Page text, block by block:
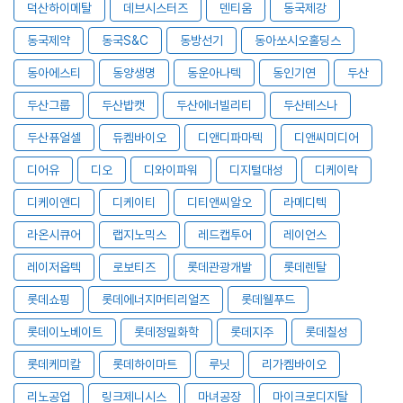
덕산하이메탈 데브시스터즈 덴티움 동국제강
동국제약 동국S&C 동방선기 동아쏘시오홀딩스
동아에스티 동양생명 동운아나텍 동인기연 두산
두산그룹 두산밥캣 두산에너빌리티 두산테스나
두산퓨얼셀 듀켐바이오 디앤디파마텍 디앤씨미디어
디어유 디오 디와이파워 디지털대성 디케이락
디케이앤디 디케이티 디티앤씨알오 라메디텍
라온시큐어 랩지노믹스 레드캡투어 레이언스
레이저옵텍 로보티즈 롯데관광개발 롯데렌탈
롯데쇼핑 롯데에너지머티리얼즈 롯데웰푸드
롯데이노베이트 롯데정밀화학 롯데지주 롯데칠성
롯데케미칼 롯데하이마트 루닛 리가켐바이오
리노공업 링크제니시스 마녀공장 마이크로디지탈